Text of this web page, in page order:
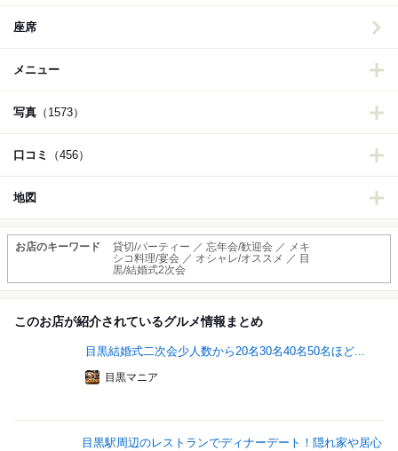
座席
メニュー
写真 （1573）
口コミ （456）
地図
お店のキーワード
貸切/パーティー ／ 忘年会/歓迎会 ／ メキ
シコ料理/宴会 ／ オシャレ/オススメ ／ 目
黒/結婚式2次会
このお店が紹介されているグルメ情報まとめ
目黒結婚式二次会少人数から20名30名40名50名ほど...
目黒マニア
目黒駅周辺のレストランでディナーデート！隠れ家や居心